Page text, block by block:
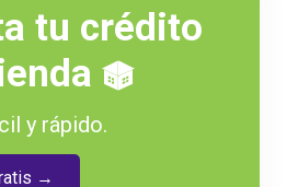
tu crédito
y rápido.
→